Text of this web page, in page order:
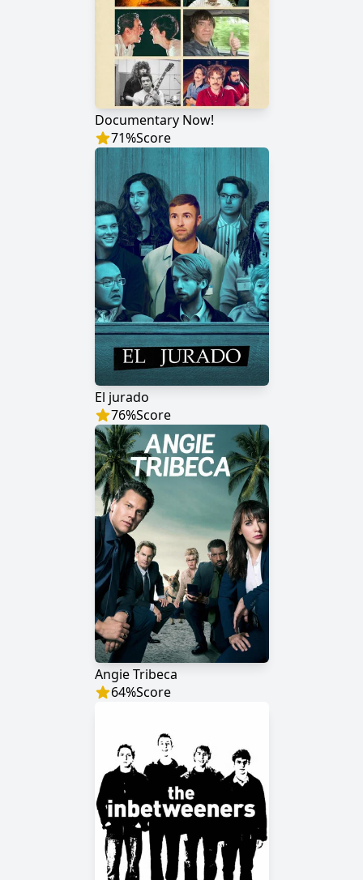
Documentary Now!
71%Score
El jurado
76%Score
Angie Tribeca
64%Score